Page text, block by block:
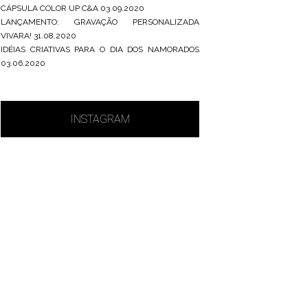
CÁPSULA COLOR UP C&A 03.09.2020
LANÇAMENTO: GRAVAÇÃO PERSONALIZADA
VIVARA! 31.08.2020
IDÉIAS CRIATIVAS PARA O DIA DOS NAMORADOS
03.06.2020
INSTAGRAM